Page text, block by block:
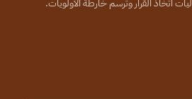
اتخاذ القرار وترسم خارطة الأولويات.